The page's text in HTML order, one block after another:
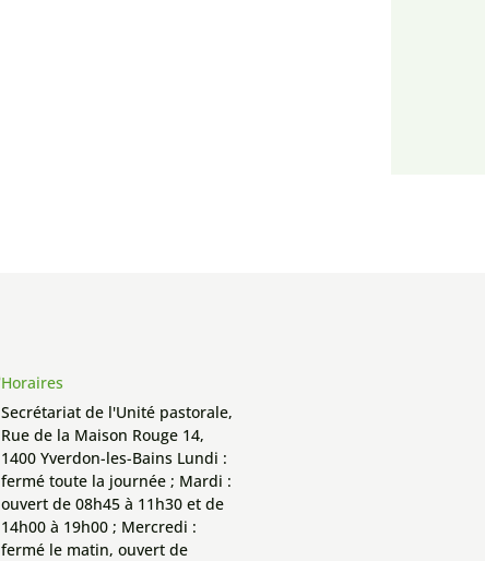
Horaires
Secrétariat de l'Unité pastorale,
Rue de la Maison Rouge 14,
1400 Yverdon-les-Bains Lundi :
fermé toute la journée ; Mardi :
ouvert de 08h45 à 11h30 et de
14h00 à 19h00 ; Mercredi :
fermé le matin, ouvert de